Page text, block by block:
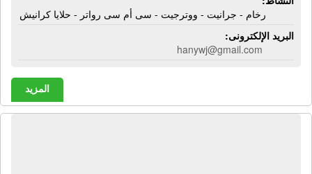
رخام - جرانيت - ووترجيت - سى أم سى رواتر - حلايا كرانيش
البريد الإلكترونى:
hanywj@gmail.com
المزيد